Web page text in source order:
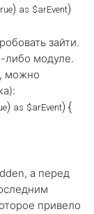
) as $arEvent)
зайти.
либо модуле.
можно
) as $arEvent) {
а перед
привело